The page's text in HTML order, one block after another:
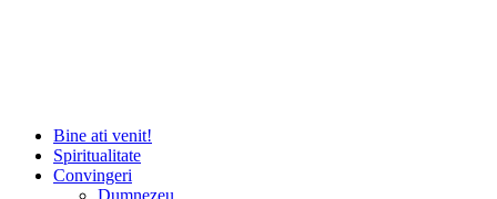
Bine ati venit!
Spiritualitate
Convingeri
Dumnezeu